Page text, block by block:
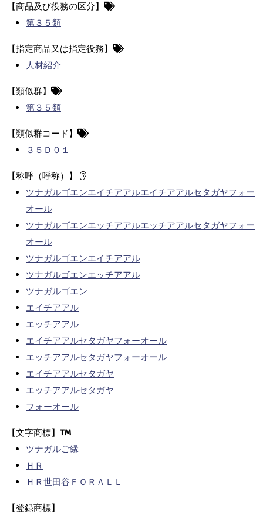
【商品及び役務の区分】
第３５類
【指定商品又は指定役務】
人材紹介
【類似群】
第３５類
【類似群コード】
３５Ｄ０１
【称呼（呼称）】
ツナガルゴエンエイチアアルエイチアアルセタガヤフォー
オール
ツナガルゴエンエッチアアルエッチアアルセタガヤフォー
オール
ツナガルゴエンエイチアアル
ツナガルゴエンエッチアアル
ツナガルゴエン
エイチアアル
エッチアアル
エイチアアルセタガヤフォーオール
エッチアアルセタガヤフォーオール
エイチアアルセタガヤ
エッチアアルセタガヤ
フォーオール
【文字商標】
ツナガルご縁
ＨＲ
ＨＲ世田谷ＦＯＲＡＬＬ
【登録商標】